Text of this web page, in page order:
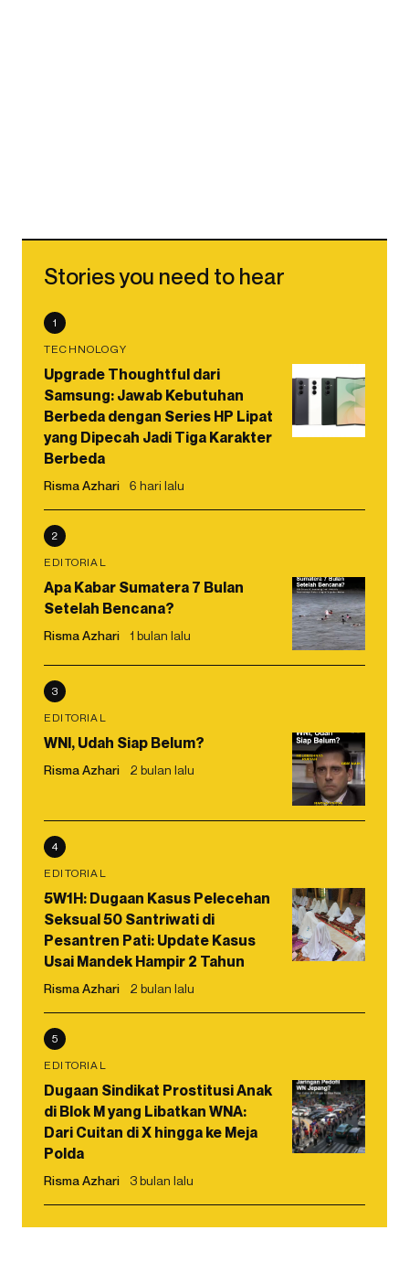
Stories you need to hear
1
TECHNOLOGY
Upgrade Thoughtful dari
Samsung: Jawab Kebutuhan
Berbeda dengan Series HP Lipat
yang Dipecah Jadi Tiga Karakter
Berbeda
Risma Azhari 6 hari lalu
2
EDITORIAL
Apa Kabar Sumatera 7 Bulan
Setelah Bencana?
Risma Azhari 1 bulan lalu
3
EDITORIAL
WNI, Udah Siap Belum?
Risma Azhari 2 bulan lalu
4
EDITORIAL
5W1H: Dugaan Kasus Pelecehan
Seksual 50 Santriwati di
Pesantren Pati: Update Kasus
Usai Mandek Hampir 2 Tahun
Risma Azhari 2 bulan lalu
5
EDITORIAL
Dugaan Sindikat Prostitusi Anak
di Blok M yang Libatkan WNA:
Dari Cuitan di X hingga ke Meja
Polda
Risma Azhari 3 bulan lalu